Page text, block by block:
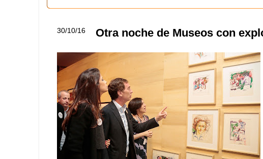
30/10/16 Otra noche de Museos con